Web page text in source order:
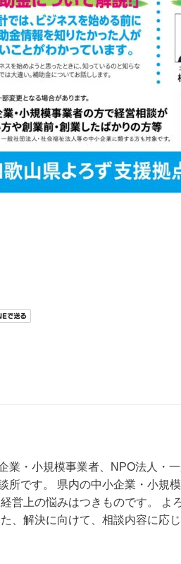
業・小規模事業者、NPO法人・
所です。 県内の中小企業・小規
営上の悩みはつきものです。
、解決に向けて、相談内容に応